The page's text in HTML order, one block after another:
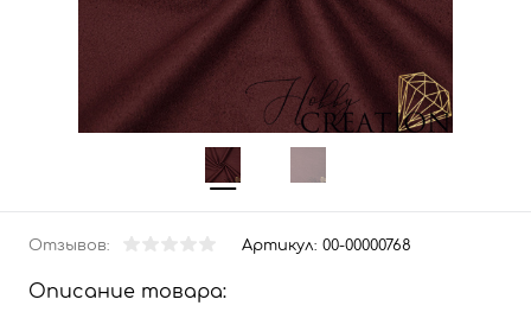
Отзывов: Артикул: 00-00000768
Описание товара: